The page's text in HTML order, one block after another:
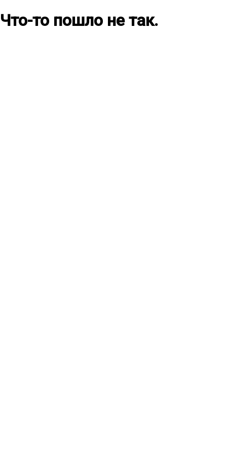
Что-то пошло не так.